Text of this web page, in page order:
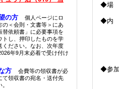
◆場
◆内
◆
の方
個人ページにロ
の＜会則・文書等＞にあ
替依頼書」に必要事項を
トし、押印したものを学
ください。なお、次年度
年9月末必着で受け付け
方
会費等の領収書が必
て領収書の宛名・送付先